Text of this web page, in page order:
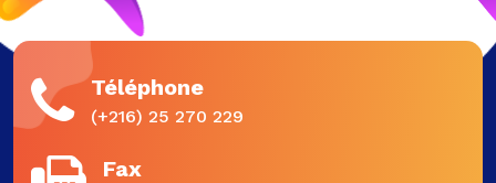
Téléphone
(+216) 25 270 229
Fax